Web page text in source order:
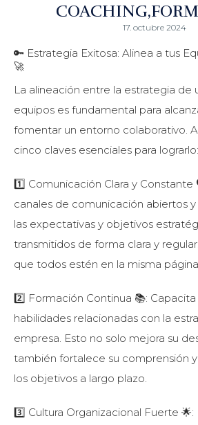
COACHING
17. octubre 2024
🔑 Estrategia Exitosa: Alinea a tus
🚀
La alineación entre la estrategia de
equipos es fundamental para
fomentar un entorno colaborativo.
cinco claves esenciales para lograrlo:
1️⃣ Comunicación Clara y
canales de comunicación abiertos
las expectativas y objetivos
transmitidos de forma clara y
que todos estén en la misma
2️⃣ Formación Continua 📚:
habilidades relacionadas con la
empresa. Esto no solo mejora su
también fortalece su comprensión
los objetivos a largo plazo.
3️⃣ Cultura Organizacional Fuerte